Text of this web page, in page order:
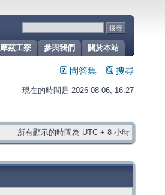
關於本站
參與我們
摩茲工寮
問答集 搜尋
現在的時間是 2026-08-06, 16:27
所有顯示的時間為 UTC + 8 小時